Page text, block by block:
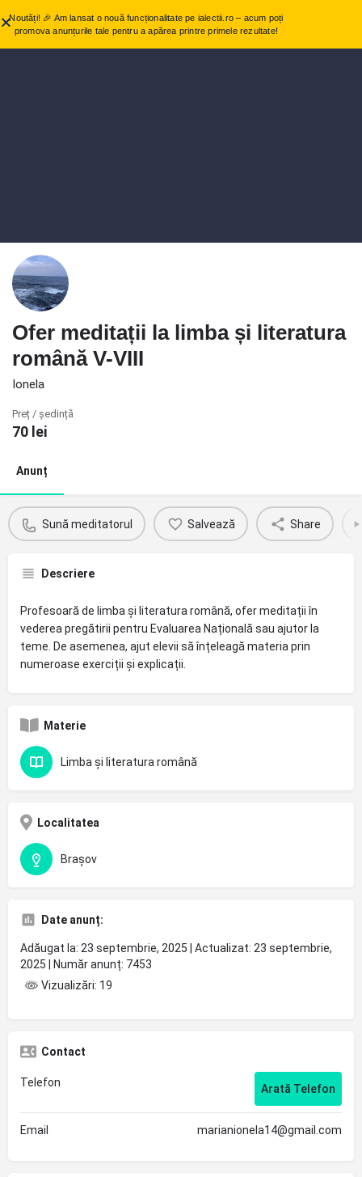
Ofer meditații la limba și literatura
română V-VIII
Ionela
Preț / ședință
70 lei
Anunț
Sună meditatorul Salvează Share
Descriere
Profesoară de limba și literatura română, ofer meditații în
vederea pregătirii pentru Evaluarea Națională sau ajutor la
teme. De asemenea, ajut elevii să înțeleagă materia prin
numeroase exerciții și explicații.
Materie
Limba și literatura română
Localitatea
Brașov
Date anunț:
Adăugat la: 23 septembrie, 2025 | Actualizat: 23 septembrie,
2025 | Număr anunț: 7453
Vizualizări: 19
Contact
Telefon Arată Telefon
Email marianionela14@gmail.com
Noutăți! 🎉 Am lansat o nouă funcționalitate pe ialectii.ro – acum poți
promova anunțurile tale pentru a apărea printre primele rezultate!